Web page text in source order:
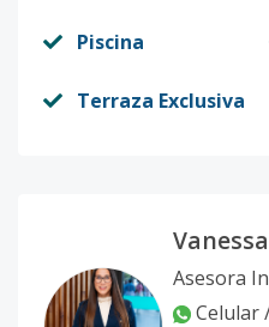
Piscina
Terraza Exclusiva
Asesora
Celular